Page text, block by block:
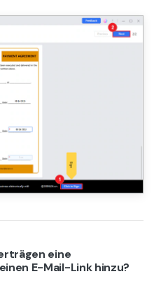
eine
E-Mail-Link hinzu?